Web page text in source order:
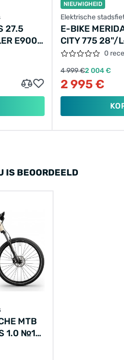
27.5
E9000
NIEUWIGHEID
Elektrische
E-BIKE
CITY 775 28"/
53CM/5VER/
0
4 999 €2 004 €
2 995 €
IS BEOORDEELD
MTB
1.0 №1